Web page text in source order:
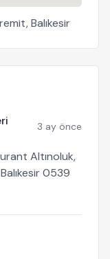
Balıkesir
3 ay önce
Altınoluk,
0539